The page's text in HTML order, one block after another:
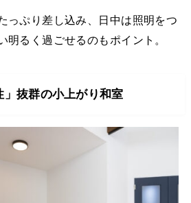
っぷり差し込み、日中は照明をつ
明るく過ごせるのもポイント。
」抜群の小上がり和室